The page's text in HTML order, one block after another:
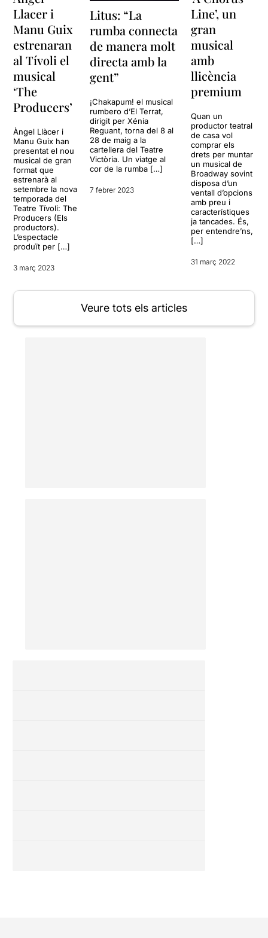
Llacer i
Manu Guix
estrenaran
al Tívoli el
musical
‘The
Producers’
Àngel Llàcer i
Manu Guix han
presentat el nou
musical de gran
format que
estrenarà al
setembre la nova
temporada del
Teatre Tívoli: The
Producers (Els
productors).
L’espectacle
produït per […]
3 març 2023
Litus: “La
rumba connecta
de manera molt
directa amb la
gent”
¡Chakapum! el musical
rumbero d’El Terrat,
dirigit per Xénia
Reguant, torna del 8 al
28 de maig a la
cartellera del Teatre
Victòria. Un viatge al
cor de la rumba […]
7 febrer 2023
Line’, un
gran
musical
amb
llicència
premium
Quan un
productor teatral
de casa vol
comprar els
drets per muntar
un musical de
Broadway sovint
disposa d’un
ventall d’opcions
amb preu i
característiques
ja tancades. És,
per entendre’ns,
[…]
31 març 2022
Veure tots els articles